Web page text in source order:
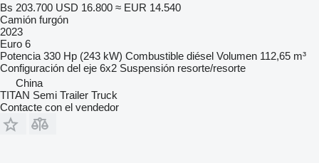
Bs 203.700 USD 16.800 ≈ EUR 14.540
Camión furgón
2023
Euro 6
Potencia 330 Hp (243 kW) Combustible diésel Volumen 112,65 m³
Configuración del eje 6x2 Suspensión resorte/resorte
China
TITAN Semi Trailer Truck
Contacte con el vendedor